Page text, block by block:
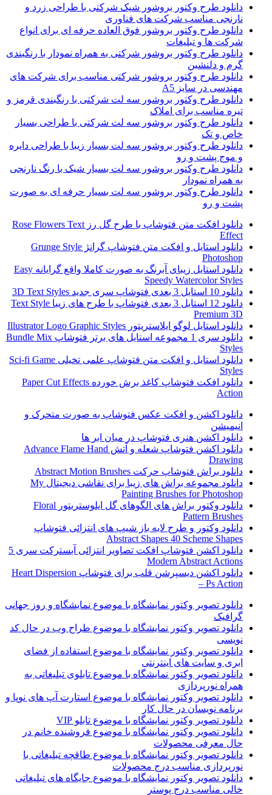
دانلود طرح وکتور بروشور شیک شرکتی با طراحی زرد و
نارنجی مناسب شرکت های فناوری
دانلود طرح وکتور بروشور فوق العاده حرفه ای برای انواع
شرکت ها و تبلیغات
دانلود طرح وکتور بروشور شرکتی به همراه نمودار با رنگبندی
گرم و دلنشین
دانلود طرح وکتور بروشور شرکتی مناسب برای شرکت های
مهندسی در سایز A5
دانلود طرح وکتور بروشور سه لت شرکتی با رنگبندی قرمز و
تیره مناسب برای املاک
دانلود طرح وکتور بروشور سه لت شرکتی با طراحی بسیار
خاص و تک
دانلود طرح وکتور بروشور سه لت بسیار زیبا با طراحی دایره
و موج پشت و رو
دانلود طرح وکتور بروشور سه لت بسیار شیک با رنگ نارنجی
به همراه نمودار
دانلود طرح وکتور بروشور سه لت بسیار حرفه ای به صورت
پشت و رو
دانلود افکت متن فتوشاپ با طرح گل رز Rose Flowers Text
Effect
دانلود استایل و افکت متن فتوشاپ گرانژ Grunge Style
Photoshop
دانلود استایل زیبای آبرنگ به صورت کاملا واقع گرایانه Easy
Speedy Watercolor Styles
دانلود 10 استایل 3 بعدی فتوشاپ سری جدید 3D Text Styles
دانلود 12 استایل 3 بعدی فتوشاپ با طرح های زیبا Text Style
Premium 3D
دانلود استایل لوگو ایلاستریتور Illustrator Logo Graphic Styles
دانلود سری 1 مجموعه استایل های برتر فتوشاپ Bundle Mix
Styles
دانلود استایل و افکت متن فتوشاپ علمی تخیلی Sci-fi Game
Styles
دانلود افکت فتوشاپ کاغذ برش خورده Paper Cut Effects
Action
دانلود اکشن و افکت عکس فتوشاپ به صورت متحرک و
انیمیشن
دانلود اکشن هنری فتوشاپ در میان ابر ها
دانلود اکشن فتوشاپ شعله و آتش Advance Flame Hand
Drawing
دانلود براش فتوشاپ حرکت Abstract Motion Brushes
دانلود مجموعه براش های زیبا برای نقاشی دیجیتال My
Painting Brushes for Photoshop
دانلود وکتور براش های الگوهای گل ایلوستریتور Floral
Pattern Brushes
دانلود وکتور و طرح لایه باز شیپ های انتزائی فتوشاپ
Abstract Shapes 40 Scheme Shapes
دانلود اکشن فتوشاپ افکت تصاویر انتزائی آبسترکت سری 5
Modern Abstract Actions
دانلود اکشن دیسپرشن قلب برای فتوشاپ Heart Dispersion
– Ps Action
دانلود تصویر وکتور نمایشگاه با موضوع نمایشگاه و روز جهانی
گرافیک
دانلود تصویر وکتور نمایشگاه با موضوع طراح وب در حال کد
نویسی
دانلود تصویر وکتور نمایشگاه با موضوع استفاده از فضای
ابری و سایت های اینترنتی
دانلود تصویر وکتور نمایشگاه با موضوع تابلوی تبلیغاتی به
همراه نورپردازی
دانلود تصویر وکتور نمایشگاه با موضوع استارت آپ های نوپا و
برنامه نویسان در حال کار
دانلود تصویر وکتور نمایشگاه با موضوع تابلو VIP
دانلود تصویر وکتور نمایشگاه با موضوع فروشنده خانم در
حال معرفی محصولات
دانلود تصویر وکتور نمایشگاه با موضوع طاقچه تبلیغاتی با
نورپردازی مناسب درج محصولات
دانلود تصویر وکتور نمایشگاه با موضوع جایگاه های تبلیغاتی
خالی مناسب درج پوستر